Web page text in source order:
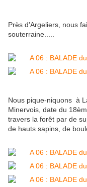
Près d'Argeliers, nous
souterraine.....
Nous pique-niquons à
Minervois, date du
travers la forêt par de
de hauts sapins, de